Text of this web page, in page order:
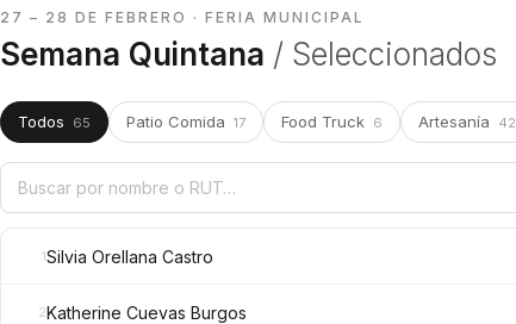
27 – 28 DE FEBRERO · FERIA MUNICIPAL
Semana Quintana / Seleccionados
Todos 65 Patio Comida 17 Food Truck 6 Artesanía 42
1Silvia Orellana Castro
2Katherine Cuevas Burgos